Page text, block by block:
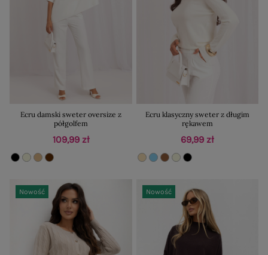
Ecru damski sweter oversize z
półgolfem
109,99 zł
Ecru klasyczny sweter z długim
rękawem
69,99 zł
Nowość Nowość